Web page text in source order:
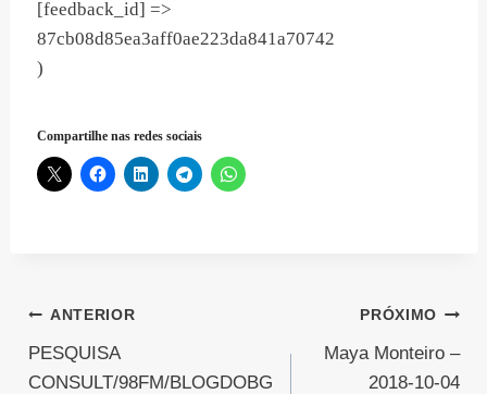
[feedback_id] =>
87cb08d85ea3aff0ae223da841a70742
)
Compartilhe nas redes sociais
Navegação
de
ANTERIOR
PESQUISA
CONSULT/98FM/BLOGDOBG
PRÓXIMO
Maya Monteiro –
2018-10-04